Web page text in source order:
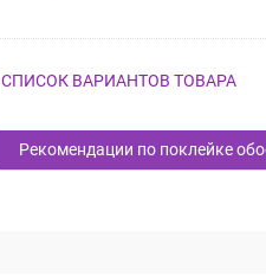
СПИСОК ВАРИАНТОВ ТОВАРА
Рекомендации по поклейке